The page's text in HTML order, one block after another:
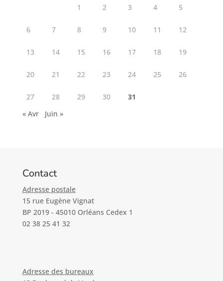
1 2 3 4 5
6 7 8 9 10 11 12
13 14 15 16 17 18 19
20 21 22 23 24 25 26
27 28 29 30
31
« Avr
Juin »
Contact
Adresse postale
15 rue Eugène Vignat
BP 2019 - 45010 Orléans Cedex 1
02 38 25 41 32
Adresse des bureaux